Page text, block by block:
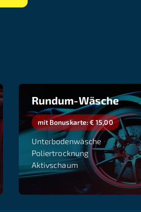
Rundum-Wäsche
mit Bonuskarte: € 15,00
Unterbodenwäsche
Poliertrocknung
Aktivschaum